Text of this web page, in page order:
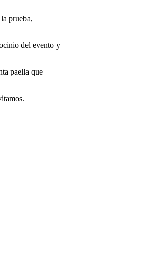
prueba,
del evento y
paella que